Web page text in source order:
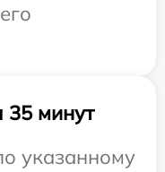
35 минут
указанному